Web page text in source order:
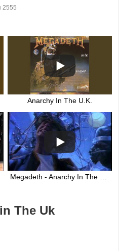
2555
Anarchy In The U.K.
Megadeth - Anarchy In The U.K. [Official Video]
The Uk